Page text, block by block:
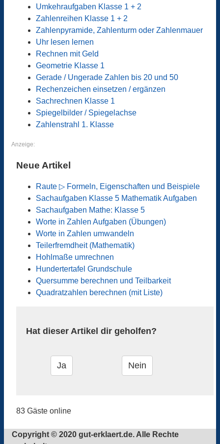
Umkehraufgaben Klasse 1 + 2
Zahlenreihen Klasse 1 + 2
Zahlenpyramide, Zahlenturm oder Zahlenmauer
Uhr lesen lernen
Rechnen mit Geld
Geometrie Klasse 1
Gerade / Ungerade Zahlen bis 20 und 50
Rechenzeichen einsetzen / ergänzen
Sachrechnen Klasse 1
Spiegelbilder / Spiegelachse
Zahlenstrahl 1. Klasse
Anzeige:
Neue Artikel
Raute ▷ Formeln, Eigenschaften und Beispiele
Sachaufgaben Klasse 5 Mathematik Aufgaben
Sachaufgaben Mathe: Klasse 5
Worte in Zahlen Aufgaben (Übungen)
Worte in Zahlen umwandeln
Teilerfremdheit (Mathematik)
Hohlmaße umrechnen
Hundertertafel Grundschule
Quersumme berechnen und Teilbarkeit
Quadratzahlen berechnen (mit Liste)
Hat dieser Artikel dir geholfen?
83 Gäste online
Copyright © 2020 gut-erklaert.de. Alle Rechte